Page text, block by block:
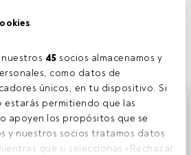
45 socios almacenamos y
como datos de
únicos, en tu dispositivo. Si
estarás permitiendo que las
apoyen los propósitos que se
y nuestros socios tratamos datos
que si seleccionas «Rechazar
para los usuarios registrados
estás registrado, accede desde el
tienes cuenta, te invitamos a
todo el universo que ofrece